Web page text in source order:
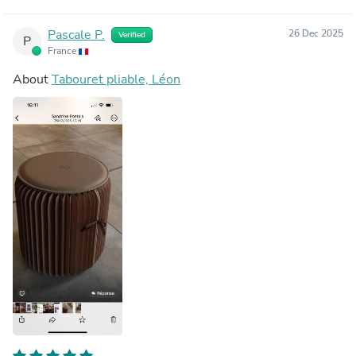
P Pascale P. Verified
France
26 Dec 2025
AboutTabouret pliable, Léon